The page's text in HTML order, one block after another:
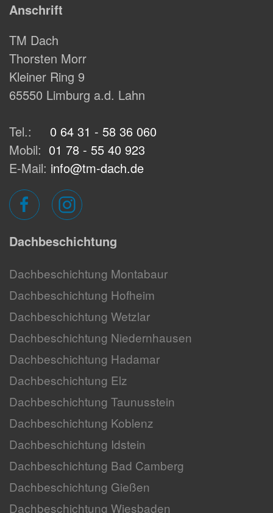
Anschrift
TM Dach
Thorsten Morr
Kleiner Ring 9
65550 Limburg a.d. Lahn
Tel.: 0 64 31 - 58 36 060
Mobil: 01 78 - 55 40 923
E-Mail: info@tm-dach.de
Dachbeschichtung
Dachbeschichtung Montabaur
Dachbeschichtung Hofheim
Dachbeschichtung Wetzlar
Dachbeschichtung Niedernhausen
Dachbeschichtung Hadamar
Dachbeschichtung Elz
Dachbeschichtung Taunusstein
Dachbeschichtung Koblenz
Dachbeschichtung Idstein
Dachbeschichtung Bad Camberg
Dachbeschichtung Gießen
Dachbeschichtung Wiesbaden